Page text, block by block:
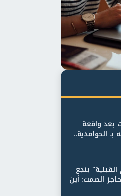
بعد واقعة
بـ الحوامدية..
بنجع
الصمت: أين